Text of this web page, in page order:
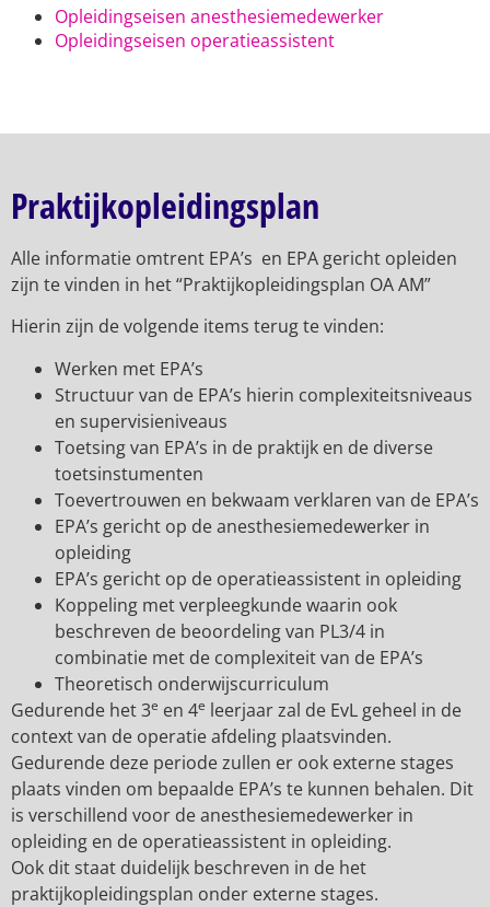
Opleidingseisen anesthesiemedewerker
Opleidingseisen operatieassistent
Praktijkopleidingsplan
Alle informatie omtrent EPA’s en EPA gericht opleiden
zijn te vinden in het “Praktijkopleidingsplan OA AM”
Hierin zijn de volgende items terug te vinden:
Werken met EPA’s
Structuur van de EPA’s hierin complexiteitsniveaus
en supervisieniveaus
Toetsing van EPA’s in de praktijk en de diverse
toetsinstumenten
Toevertrouwen en bekwaam verklaren van de EPA’s
EPA’s gericht op de anesthesiemedewerker in
opleiding
EPA’s gericht op de operatieassistent in opleiding
Koppeling met verpleegkunde waarin ook
beschreven de beoordeling van PL3/4 in
combinatie met de complexiteit van de EPA’s
Theoretisch onderwijscurriculum
Gedurende het 3e en 4e leerjaar zal de EvL geheel in de
context van de operatie afdeling plaatsvinden.
Gedurende deze periode zullen er ook externe stages
plaats vinden om bepaalde EPA’s te kunnen behalen. Dit
is verschillend voor de anesthesiemedewerker in
opleiding en de operatieassistent in opleiding.
Ook dit staat duidelijk beschreven in de het
praktijkopleidingsplan onder externe stages.